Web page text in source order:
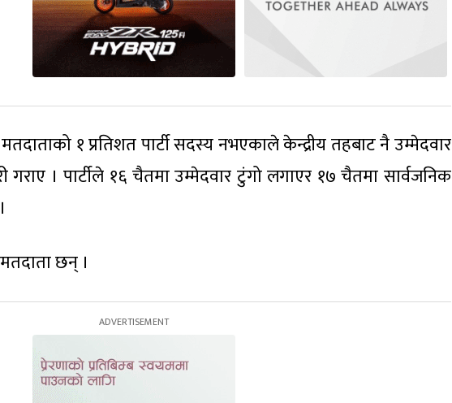
१ प्रतिशत पार्टी सदस्य नभएकाले केन्द्रीय तहबाट नै उम्मेदवार
। पार्टीले १६ चैतमा उम्मेदवार टुंगो लगाएर १७ चैतमा सार्वजनिक
छन् ।